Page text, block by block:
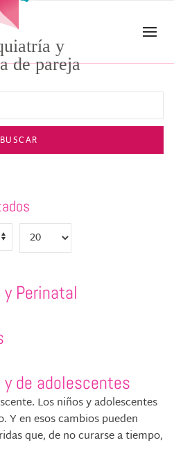
y
de pareja
BUSCAR
Perinatal
de adolescentes
Los niños y adolescentes
Y en esos cambios pueden
que, de no curarse a tiempo,